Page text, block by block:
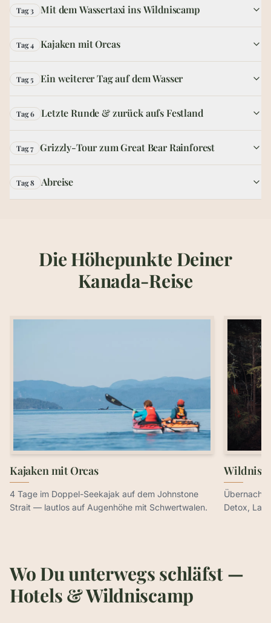
Tag 3 Mit dem Wassertaxi ins Wildniscamp
Tag 4 Kajaken mit Orcas
Tag 5 Ein weiterer Tag auf dem Wasser
Tag 6 Letzte Runde & zurück aufs Festland
Tag 7 Grizzly-Tour zum Great Bear Rainforest
Tag 8 Abreise
Die Höhepunkte Deiner
Kanada-Reise
Kajaken mit Orcas
4 Tage im Doppel-Seekajak auf dem Johnstone
Strait — lautlos auf Augenhöhe mit Schwertwalen.
Wildnis-
Detox,
Wo Du unterwegs schläfst —
Hotels & Wildniscamp